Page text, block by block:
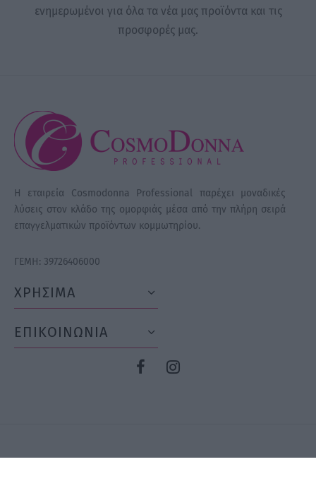
ενημερωμένοι για όλα τα νέα μας προϊόντα και τις
προσφορές μας.
Η εταιρεία Cosmodonna Professional παρέχει μοναδικές
λύσεις στον κλάδο της ομορφιάς μέσα από την πλήρη σειρά
επαγγελματικών προϊόντων κομμωτηρίου.
ΓΕΜΗ: 39726406000
ΧΡΗΣΙΜΑ
ΕΠΙΚΟΙΝΩΝΙΑ